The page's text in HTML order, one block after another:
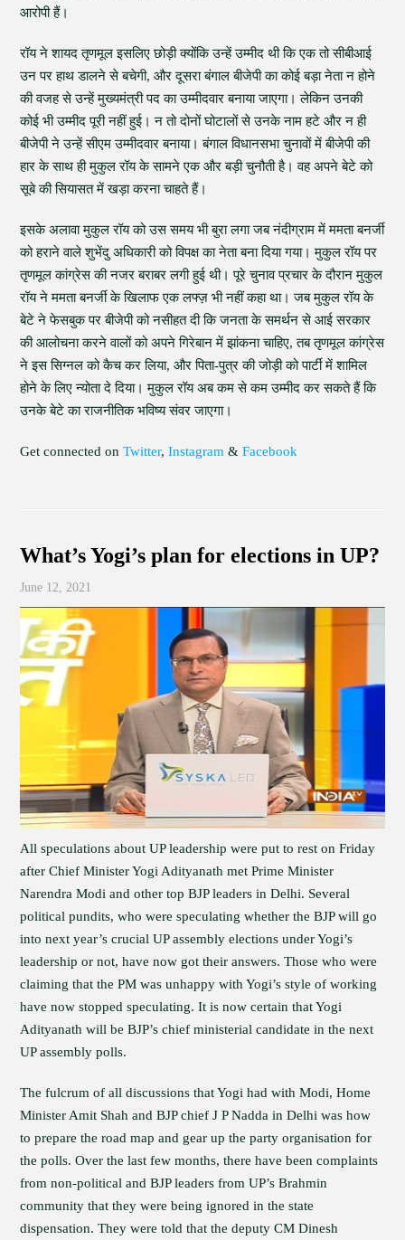
आरोपी हैं।
रॉय ने शायद तृणमूल इसलिए छोड़ी क्योंकि उन्हें उम्मीद थी कि एक तो सीबीआई
उन पर हाथ डालने से बचेगी, और दूसरा बंगाल बीजेपी का कोई बड़ा नेता न होने
की वजह से उन्हें मुख्यमंत्री पद का उम्मीदवार बनाया जाएगा। लेकिन उनकी
कोई भी उम्मीद पूरी नहीं हुई। न तो दोनों घोटालों से उनके नाम हटे और न ही
बीजेपी ने उन्हें सीएम उम्मीदवार बनाया। बंगाल विधानसभा चुनावों में बीजेपी की
हार के साथ ही मुकुल रॉय के सामने एक और बड़ी चुनौती है। वह अपने बेटे को
सूबे की सियासत में खड़ा करना चाहते हैं।
इसके अलावा मुकुल रॉय को उस समय भी बुरा लगा जब नंदीग्राम में ममता बनर्जी
को हराने वाले शुभेंदु अधिकारी को विपक्ष का नेता बना दिया गया। मुकुल रॉय पर
तृणमूल कांग्रेस की नजर बराबर लगी हुई थी। पूरे चुनाव प्रचार के दौरान मुकुल
रॉय ने ममता बनर्जी के खिलाफ एक लफ्ज़ भी नहीं कहा था। जब मुकुल रॉय के
बेटे ने फेसबुक पर बीजेपी को नसीहत दी कि जनता के समर्थन से आई सरकार
की आलोचना करने वालों को अपने गिरेबान में झांकना चाहिए, तब तृणमूल कांग्रेस
ने इस सिग्नल को कैच कर लिया, और पिता-पुत्र की जोड़ी को पार्टी में शामिल
होने के लिए न्योता दे दिया। मुकुल रॉय अब कम से कम उम्मीद कर सकते हैं कि
उनके बेटे का राजनीतिक भविष्य संवर जाएगा।
Get connected onTwitter,Instagram &Facebook
What’s Yogi’s plan for elections in UP?
June 12, 2021
All speculations about UP leadership were put to rest on Friday
after Chief Minister Yogi Adityanath met Prime Minister
Narendra Modi and other top BJP leaders in Delhi. Several
political pundits, who were speculating whether the BJP will go
into next year’s crucial UP assembly elections under Yogi’s
leadership or not, have now got their answers. Those who were
claiming that the PM was unhappy with Yogi’s style of working
have now stopped speculating. It is now certain that Yogi
Adityanath will be BJP’s chief ministerial candidate in the next
UP assembly polls.
The fulcrum of all discussions that Yogi had with Modi, Home
Minister Amit Shah and BJP chief J P Nadda in Delhi was how
to prepare the road map and gear up the party organisation for
the polls. Over the last few months, there have been complaints
from non-political and BJP leaders from UP’s Brahmin
community that they were being ignored in the state
dispensation. They were told that the deputy CM Dinesh